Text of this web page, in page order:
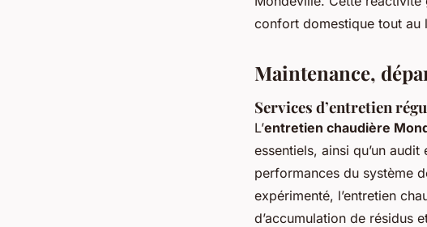
confort domestique tout au
Maintenance,
Services d’entretien
L’entretien chaudière
essentiels, ainsi qu’un
performances du système
expérimenté, l’entretien
d’accumulation de résidus